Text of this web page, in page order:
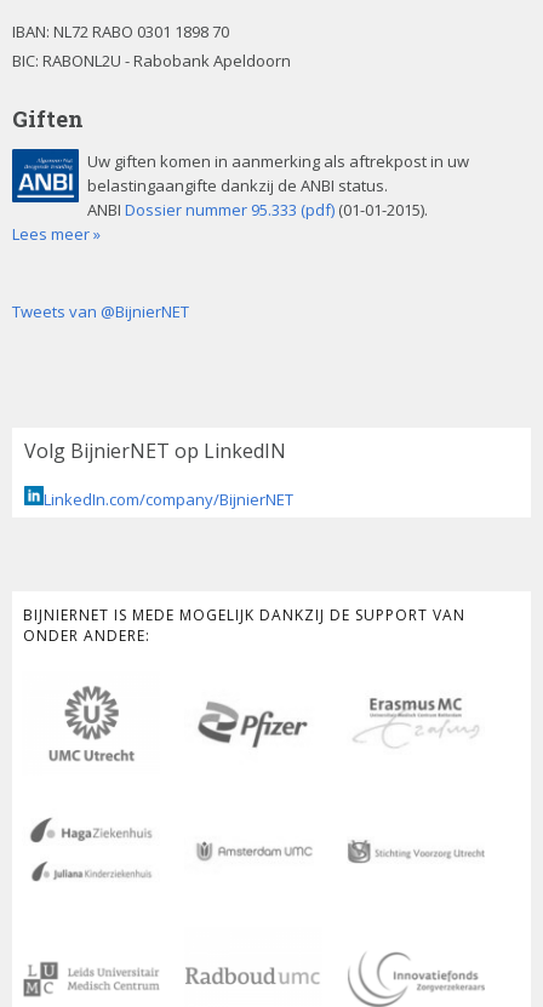
IBAN: NL72 RABO 0301 1898 70
BIC: RABONL2U - Rabobank Apeldoorn
Giften
Uw giften komen in aanmerking als aftrekpost in uw
belastingaangifte dankzij de ANBI status.
ANBI Dossier nummer 95.333 (pdf) (01-01-2015).
Lees meer »
Tweets van @BijnierNET
Volg BijnierNET op LinkedIN
LinkedIn.com/company/BijnierNET
BIJNIERNET IS MEDE MOGELIJK DANKZIJ DE SUPPORT VAN
ONDER ANDERE: